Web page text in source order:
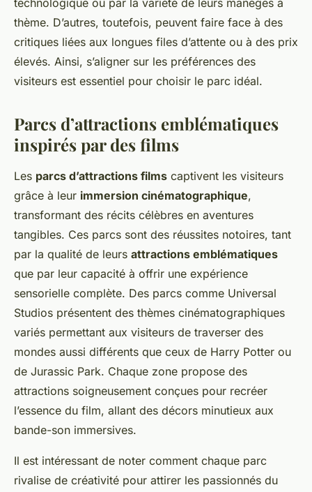
technologique ou par la variété de leurs manèges à
thème. D’autres, toutefois, peuvent faire face à des
critiques liées aux longues files d’attente ou à des prix
élevés. Ainsi, s’aligner sur les préférences des
visiteurs est essentiel pour choisir le parc idéal.
Parcs d’attractions emblématiques
inspirés par des films
Les parcs d’attractions films captivent les visiteurs
grâce à leur immersion cinématographique,
transformant des récits célèbres en aventures
tangibles. Ces parcs sont des réussites notoires, tant
par la qualité de leurs attractions emblématiques
que par leur capacité à offrir une expérience
sensorielle complète. Des parcs comme Universal
Studios présentent des thèmes cinématographiques
variés permettant aux visiteurs de traverser des
mondes aussi différents que ceux de Harry Potter ou
de Jurassic Park. Chaque zone propose des
attractions soigneusement conçues pour recréer
l’essence du film, allant des décors minutieux aux
bande-son immersives.
Il est intéressant de noter comment chaque parc
rivalise de créativité pour attirer les passionnés du